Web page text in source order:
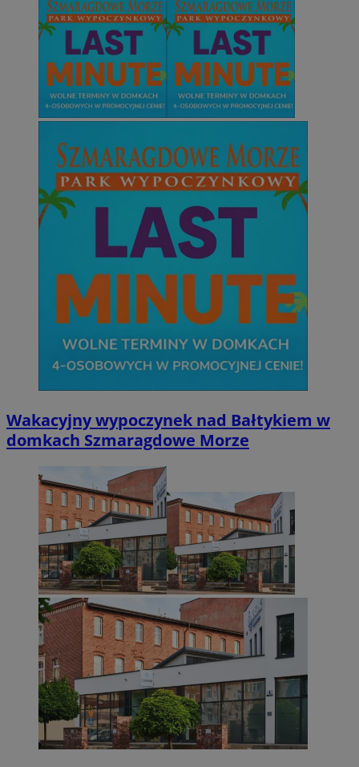
Wakacyjny wypoczynek nad Bałtykiem w
domkach Szmaragdowe Morze